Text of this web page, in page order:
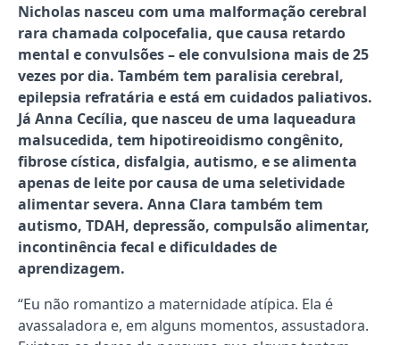
Nicholas nasceu com uma malformação cerebral
rara chamada colpocefalia, que causa retardo
mental e convulsões – ele convulsiona mais de 25
vezes por dia. Também tem paralisia cerebral,
epilepsia refratária e está em cuidados paliativos.
Já Anna Cecília, que nasceu de uma laqueadura
malsucedida, tem hipotireoidismo congênito,
fibrose cística, disfalgia, autismo, e se alimenta
apenas de leite por causa de uma seletividade
alimentar severa. Anna Clara também tem
autismo, TDAH, depressão, compulsão alimentar,
incontinência fecal e dificuldades de
aprendizagem.
“Eu não romantizo a maternidade atípica. Ela é
avassaladora e, em alguns momentos, assustadora.